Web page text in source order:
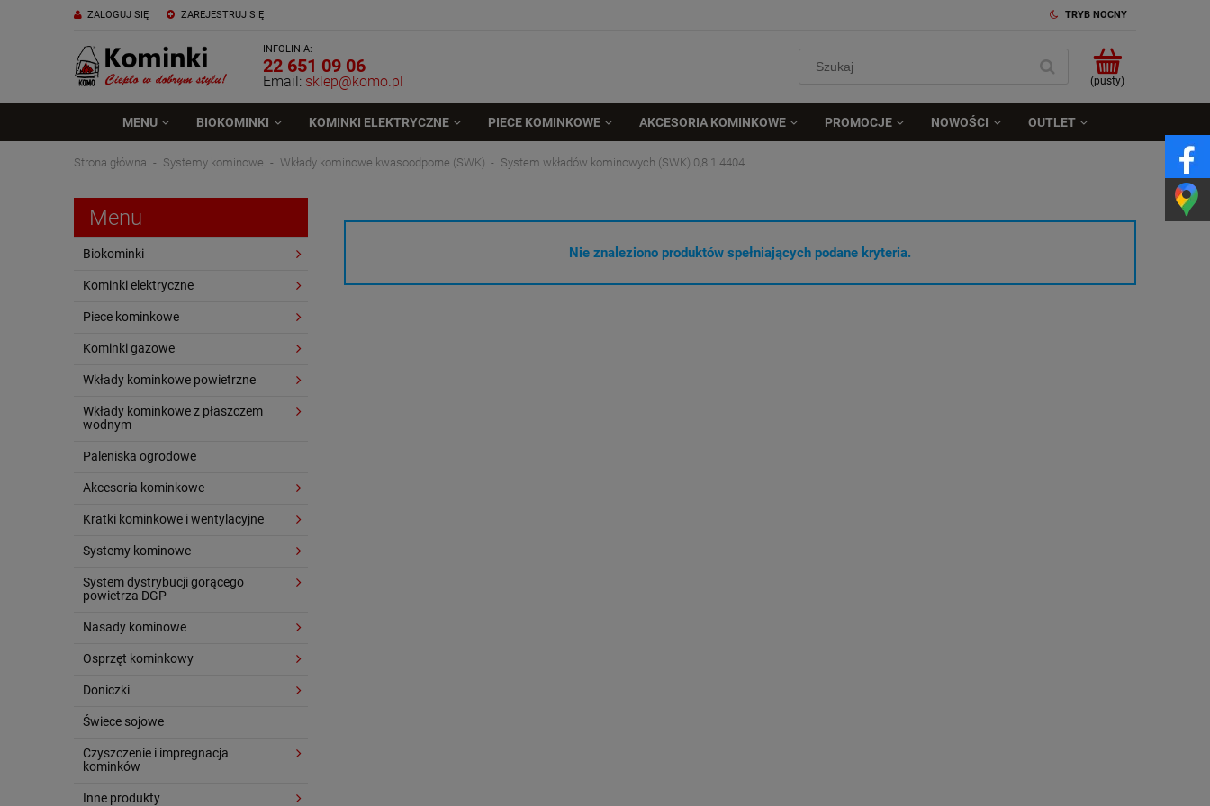
ZAREJESTRUJ SIĘ
ZALOGUJ SIĘ TRYB NOCNY
INFOLINIA:
22 651 09 06
Email: sklep@komo.pl (pusty)
MENU BIOKOMINKI KOMINKI ELEKTRYCZNE PIECE KOMINKOWE AKCESORIA KOMINKOWE PROMOCJE NOWOŚCI OUTLET
Strona główna Systemy kominowe Wkłady kominowe kwasoodporne (SWK) System wkładów kominowych (SWK) 0,8 1.4404
Menu
Biokominki
Kominki elektryczne
Piece kominkowe
Kominki gazowe
Wkłady kominkowe powietrzne
Wkłady kominkowe z płaszczem
wodnym
Paleniska ogrodowe
Akcesoria kominkowe
Kratki kominkowe i wentylacyjne
Systemy kominowe
System dystrybucji gorącego
powietrza DGP
Nasady kominowe
Osprzęt kominkowy
Doniczki
Świece sojowe
Czyszczenie i impregnacja
kominków
Inne produkty
Nie znaleziono produktów spełniających podane kryteria.